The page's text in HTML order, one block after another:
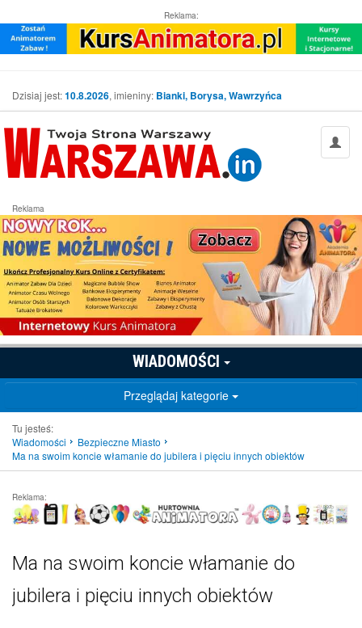
Reklama:
Dzisiaj jest:10.8.2026, imieniny: Bianki, Borysa, Wawrzyńca
Reklama
WIADOMOŚCI
Przeglądaj kategorie
Tu jesteś:
Wiadomości
Bezpieczne Miasto
Ma na swoim koncie włamanie do jubilera i pięciu innych obiektów
Reklama:
Ma na swoim koncie włamanie do
jubilera i pięciu innych obiektów